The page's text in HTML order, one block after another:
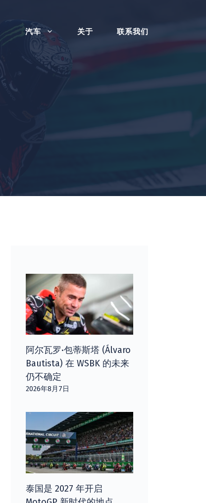
汽车 关于 联系我们
阿尔瓦罗·包蒂斯塔 (Álvaro
Bautista) 在 WSBK 的未来
仍不确定
2026年8月7日
泰国是 2027 年开启